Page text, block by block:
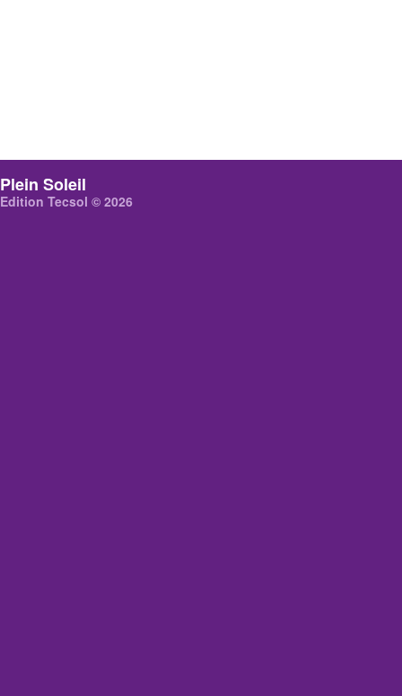
Plein Soleil
Edition Tecsol © 2026